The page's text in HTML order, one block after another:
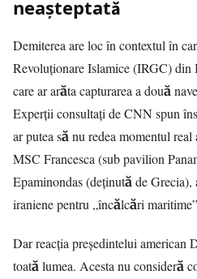
neașteptată
Demiterea are loc în contextul în
Revoluționare Islamice (IRGC)
care ar arăta capturarea a două
Experții consultați de CNN spun
ar putea să nu redea momentul
MSC Francesca (sub pavilion
Epaminondas (deținută de Grecia),
iraniene pentru „încălcări
Dar reacția președintelui american
toată lumea. Acesta nu consideră